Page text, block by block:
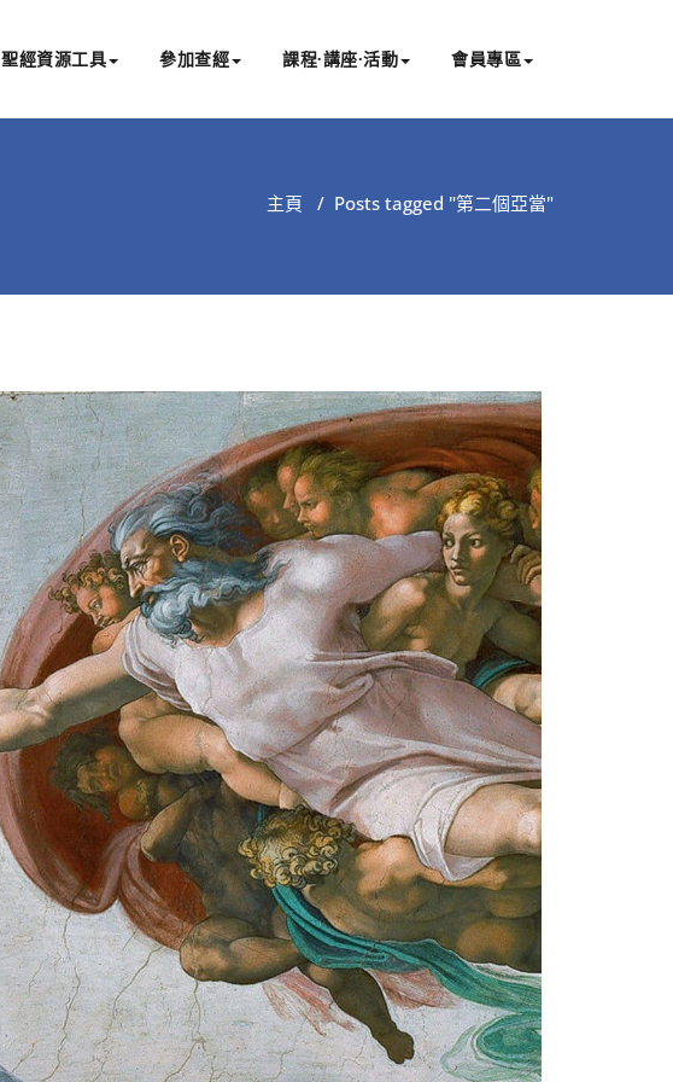
聖經資源工具 參加查經 課程∙講座∙活動 會員專區
主頁 / Posts tagged "第二個亞當"